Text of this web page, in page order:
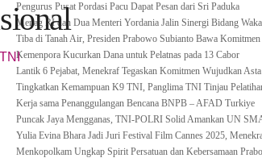
Pengurus Pusat Pordasi Pacu Dapat Pesan dari Sri Paduka
Menag RI dan Dua Menteri Yordania Jalin Sinergi Bidang
Tiba di Tanah Air, Presiden Prabowo Subianto Bawa
Kemenpora Kucurkan Dana untuk Pelatnas pada 13 Cabor
Lantik 6 Pejabat, Menekraf Tegaskan Komitmen Wujudkan
Tingkatkan Kemampuan K9 TNI, Panglima TNI Tinjau
Kerja sama Penanggulangan Bencana BNPB – AFAD Turkiye
Puncak Jaya Mengganas, TNI-POLRI Solid Amankan UN
Yulia Evina Bhara Jadi Juri Festival Film Cannes 2025,
Menkopolkam Ungkap Spirit Persatuan dan Kebersamaan
TNI